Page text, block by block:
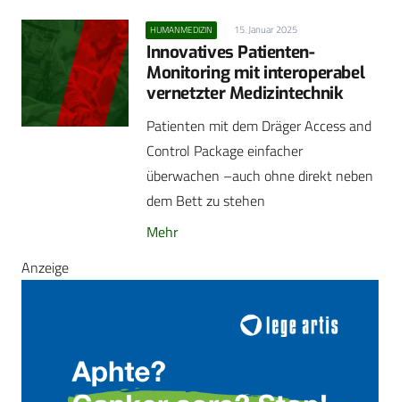
HUMANMEDIZIN 15. Januar 2025
Innovatives Patienten-
Monitoring mit interoperabel
vernetzter Medizintechnik
Patienten mit dem Dräger Access and
Control Package einfacher
überwachen –auch ohne direkt neben
dem Bett zu stehen
Mehr
Anzeige